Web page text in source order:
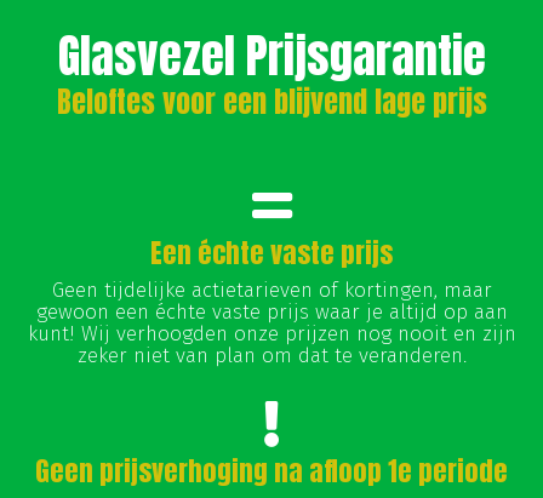
Glasvezel Prijsgarantie
Beloftes voor een blijvend lage prijs
Een échte vaste prijs
Geen tijdelijke actietarieven of kortingen, maar
gewoon een échte vaste prijs waar je altijd op aan
kunt! Wij verhoogden onze prijzen nog nooit en zijn
zeker niet van plan om dat te veranderen.
Geen prijsverhoging na afloop 1e periode